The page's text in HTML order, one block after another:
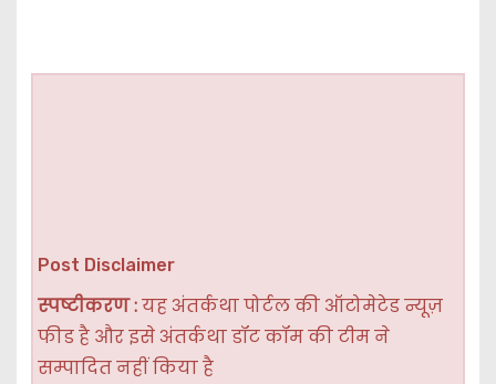
Post Disclaimer
स्पष्टीकरण :यह अंतर्कथा पोर्टल की ऑटोमेटेड न्यूज़
फीड है और इसे अंतर्कथा डॉट कॉम की टीम ने
सम्पादित नहीं किया है